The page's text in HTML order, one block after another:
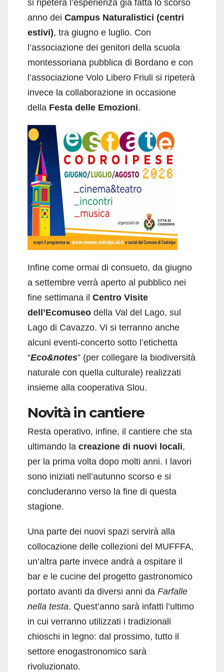
si ripeterà l’esperienza già fatta lo scorso
anno dei Campus Naturalistici (centri
estivi), tra giugno e luglio. Con
l’associazione dei genitori della scuola
montessoriana pubblica di Bordano e con
l’associazione Volo Libero Friuli si ripeterà
invece la collaborazione in occasione
della Festa delle Emozioni.
Infine come ormai di consueto, da giugno
a settembre verrà aperto al pubblico nei
fine settimana il Centro Visite
dell’Ecomuseo della Val del Lago, sul
Lago di Cavazzo. Vi si terranno anche
alcuni eventi-concerto sotto l’etichetta
“Eco&notes” (per collegare la biodiversità
naturale con quella culturale) realizzati
insieme alla cooperativa Slou.
Novità in cantiere
Resta operativo, infine, il cantiere che sta
ultimando la creazione di nuovi locali,
per la prima volta dopo molti anni. I lavori
sono iniziati nell’autunno scorso e si
concluderanno verso la fine di questa
stagione.
Una parte dei nuovi spazi servirà alla
collocazione delle collezioni del MUFFFA,
un’altra parte invece andrà a ospitare il
bar e le cucine del progetto gastronomico
portato avanti da diversi anni da Farfalle
nella testa. Quest’anno sarà infatti l’ultimo
in cui verranno utilizzati i tradizionali
chioschi in legno: dal prossimo, tutto il
settore enogastronomico sarà
rivoluzionato.